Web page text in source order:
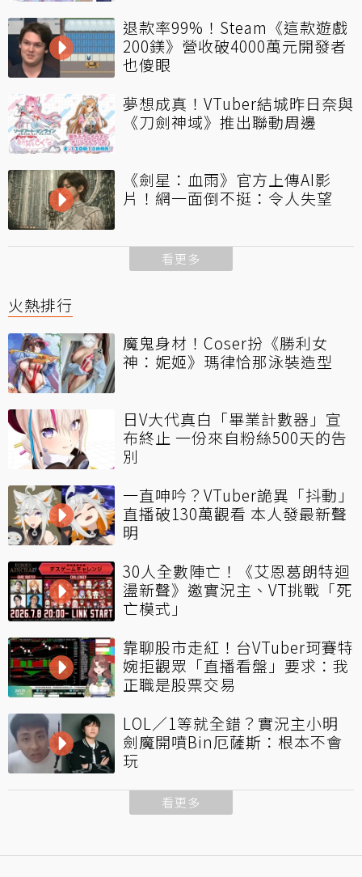
退款率99%！Steam《這款遊戲
200鎂》營收破4000萬元開發者
也傻眼
夢想成真！VTuber結城昨日奈與
《刀劍神域》推出聯動周邊
《劍星：血雨》官方上傳AI影
片！網一面倒不挺：令人失望
看更多
火熱排行
魔鬼身材！Coser扮《勝利女
神：妮姬》瑪律恰那泳裝造型
日V大代真白「畢業計數器」宣
布終止 一份來自粉絲500天的告
別
一直呻吟？VTuber詭異「抖動」
直播破130萬觀看 本人發最新聲
明
30人全數陣亡！《艾恩葛朗特迴
盪新聲》邀實況主、VT挑戰「死
亡模式」
靠聊股市走紅！台VTuber珂賽特
婉拒觀眾「直播看盤」要求：我
正職是股票交易
LOL／1等就全錯？實況主小明
劍魔開噴Bin厄薩斯：根本不會
玩
看更多